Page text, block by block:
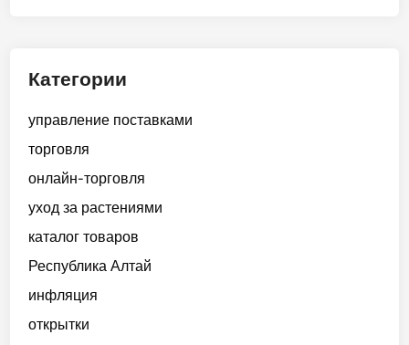
Категории
управление поставками
торговля
онлайн-торговля
уход за растениями
каталог товаров
Республика Алтай
инфляция
открытки